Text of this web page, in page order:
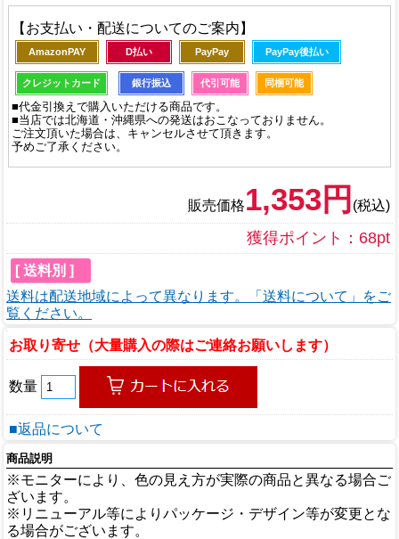
【お支払い・配送についてのご案内】
AmazonPAY D払い PayPay PayPay後払い
クレジットカード 銀行振込 代引可能 同梱可能
■代金引換えで購入いただける商品です。
■当店では北海道・沖縄県への発送はおこなっておりません。
ご注文頂いた場合は、キャンセルさせて頂きます。
予めご了承ください。
販売価格1,353円 (税込)
獲得ポイント：68pt
[ 送料別 ]
送料は配送地域によって異なります。「送料について」をご
覧ください。
お取り寄せ（大量購入の際はご連絡お願いします）
数量
■返品について
商品説明
※モニターにより、色の見え方が実際の商品と異なる場合ご
ざいます。
※リニューアル等によりパッケージ・デザイン等が変更とな
る場合がございます。